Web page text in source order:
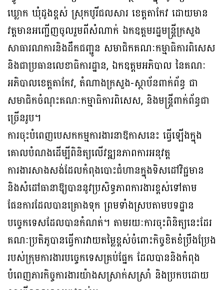
ឃ្លោក ឃុំដូងខ្ពស់ ស្រុកបូរីជលសារ ខេត្តតាកែវ ដោយមាន
វត្តមានអញ្ជើញចូលរួមពីសំណាក់ ឯកឧត្តមរដ្ឋមន្ត្រីក្រសួង
សាធារណការនិងដឹកជញ្ជូន សមាជិកគណៈកម្មាធិការពិសេស
និងជាប្រធានលេខាធិការដ្ឋាន, ឯកឧត្តមអភិបាល នៃគណៈ
អភិបាលខេត្តតាកែវ, តំណាងក្រសួង-ស្ថាប័នពាក់ព័ន្ធ ជា
សមាជិកចំណុះគណៈកម្មាធិការពិសេស, និងមន្ត្រីពាក់ព័ន្ធជា
ច្រើនរូប។
ការចុះបំពេញបេសកកម្មការងារនាឱកាសនេះ ធ្វើឡើងក្នុង
គោលបំណងដើម្បីពិនិត្យលើវឌ្ឍនភាពការអនុវត្ត
ការងារសាងសង់ដែលកំពុងបោះជំហានក្នុងទិសដៅវិជ្ជមាន
និងសំដៅធានាឱ្យបាននូវប្រសិទ្ធភាពការងារខ្ពស់ទៅតាម
ផែនការដែលបានគ្រោងទុក ព្រមទាំងស្របតាមបទដ្ឋាន
បច្ចេកទេសដែលបានកំណត់។ តាមរយៈការចុះពិនិត្យនេះដែរ
គណៈប្រតិភូបានធ្វើការវាយតម្លៃខ្ពស់ចំពោះកិច្ចខិតខំប្រឹងប្រែង
របស់ក្រុមការងារបច្ចេកទេសគ្រប់ផ្នែក ដែលបាននិងកំពុង
បំពេញភារកិច្ចការងារយ៉ាងសស្រាក់សស្រាំ និងប្រកបដោយ